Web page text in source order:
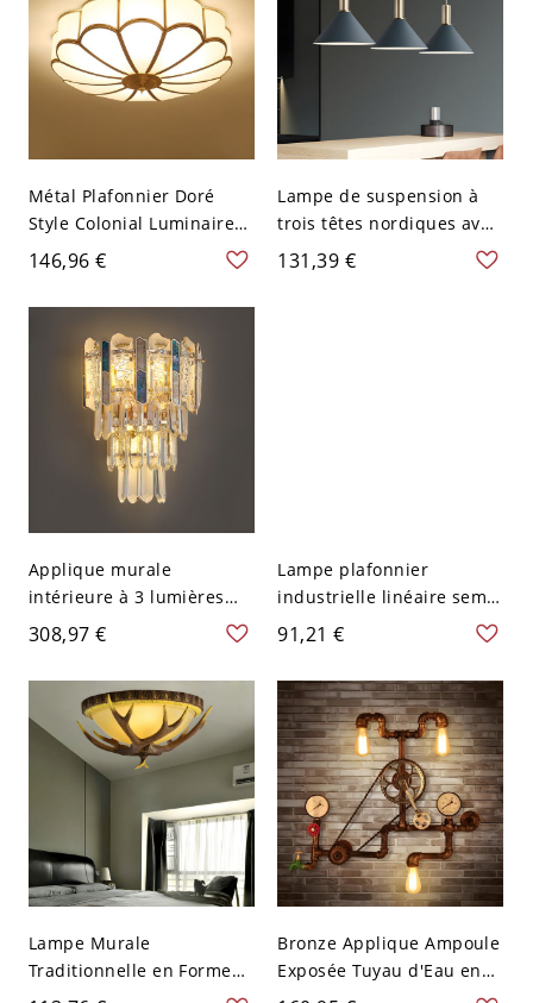
Métal Plafonnier Doré
Style Colonial Luminaire
Encastré Fleur-en Forme
en Verre Blanc - 110 V-120
V 35,56 cm
146,96 €
Lampe de suspension à
trois têtes nordiques avec
abat-jour conique bleu
foncé et métal - 110 V-120
131,39 €
Applique murale
intérieure à 3 lumières
avec abat-jour en cristal
de roche transparent,
finition dorée - 110 V-120
308,97 €
Lampe plafonnier
industrielle linéaire semi-
encastrée à 3 têtes
rotatives en fer forgé,
rouille ionique
91,21 €
Lampe Murale
Traditionnelle en Forme
de Bol en Verre Dépoli à 3
Bronze Applique Ampoule
Exposée Tuyau d'Eau en
Métal Lampe Murale Style